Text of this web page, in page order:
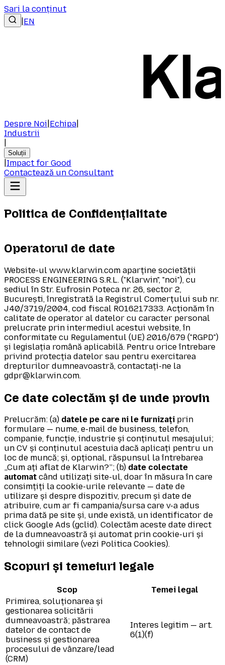
Sari la conținut
EN
Despre Noi Echipa
Industrii
Soluții
Impact for Good
Contactează un Consultant
Politica de Confidențialitate
Operatorul de date
Website-ul www.klarwin.com aparține societății
PROCESS ENGINEERING S.R.L. ("Klarwin", "noi"), cu
sediul în Str. Eufrosin Poteca nr. 26, sector 2,
București, înregistrată la Registrul Comerțului sub nr.
J40/3719/2004, cod fiscal RO16217333. Acționăm în
calitate de operator al datelor cu caracter personal
prelucrate prin intermediul acestui website, în
conformitate cu Regulamentul (UE) 2016/679 ("RGPD")
și legislația română aplicabilă. Pentru orice întrebare
privind protecția datelor sau pentru exercitarea
drepturilor dumneavoastră, contactați-ne la
gdpr@klarwin.com.
Ce date colectăm și de unde provin
Prelucrăm: (a) datele pe care ni le furnizați prin
formulare — nume, e-mail de business, telefon,
companie, funcție, industrie și conținutul mesajului;
un CV și conținutul acestuia dacă aplicați pentru un
loc de muncă; și, opțional, răspunsul la întrebarea
„Cum ați aflat de Klarwin?”; (b) date colectate
automat când utilizați site-ul, doar în măsura în care
consimțiți la cookie-urile relevante — date de
utilizare și despre dispozitiv, precum și date de
atribuire, cum ar fi campania/sursa care v-a adus
prima dată pe site și, unde există, un identificator de
click Google Ads (gclid). Colectăm aceste date direct
de la dumneavoastră și automat prin cookie-uri și
tehnologii similare (vezi Politica Cookies).
Scopuri și temeiuri legale
Scop
Temei legal
Primirea, soluționarea și
gestionarea solicitării
dumneavoastră; păstrarea
datelor de contact de
business și gestionarea
procesului de vânzare/lead
(CRM)
Interes legitim — art.
6(1)(f)